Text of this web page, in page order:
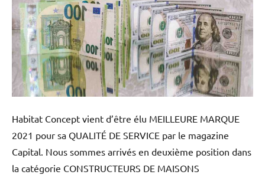
Habitat Concept vient d’être élu MEILLEURE MARQUE
2021 pour sa QUALITÉ DE SERVICE par le magazine
Capital. Nous sommes arrivés en deuxième position dans
la catégorie CONSTRUCTEURS DE MAISONS